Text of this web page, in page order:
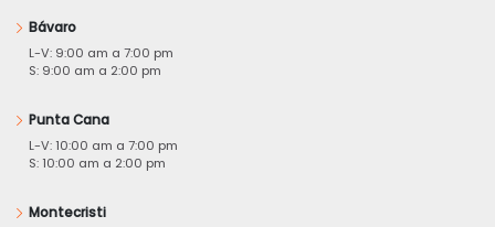
Bávaro
L-V: 9:00 am a 7:00 pm
S: 9:00 am a 2:00 pm
Punta Cana
L-V: 10:00 am a 7:00 pm
S: 10:00 am a 2:00 pm
Montecristi